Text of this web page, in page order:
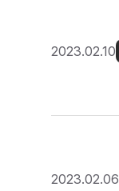
2023.02.10
2023.02.06